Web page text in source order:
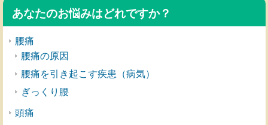
あなたのお悩みはどれですか？
腰痛
腰痛の原因
腰痛を引き起こす疾患（病気）
ぎっくり腰
頭痛